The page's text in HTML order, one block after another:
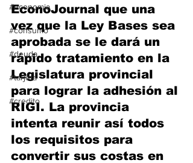
#economia
#consumo
#deuda
#tarjeta
#credito
EconoJournal que una
vez que la Ley Bases sea
aprobada se le dará un
rápido tratamiento en la
Legislatura provincial
para lograr la adhesión al
RIGI. La provincia
intenta reunir así todos
los requisitos para
convertir sus costas en